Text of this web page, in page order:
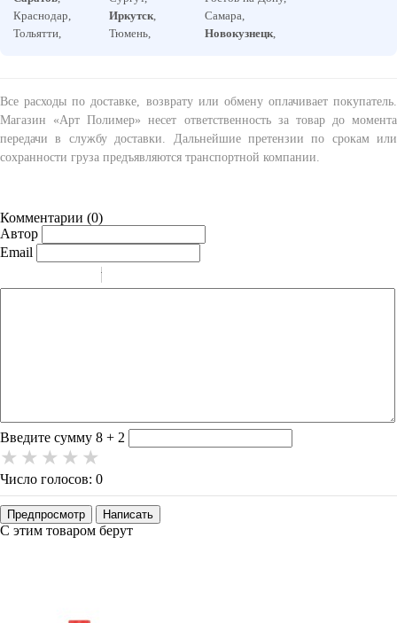
Краснодар,
Тольятти,
Иркутск,
Тюмень,
Самара,
Новокузнецк,
Все расходы по доставке, возврату или обмену оплачивает покупатель.
Магазин «Арт Полимер» несет ответственность за товар до момента
передачи в службу доставки. Дальнейшие претензии по срокам или
сохранности груза предъявляются транспортной компании.
Комментарии (0)
Автор
Email
-
-
-
Введите сумму 8 + 2
Число голосов: 0
Предпросмотр Написать
С этим товаром берут